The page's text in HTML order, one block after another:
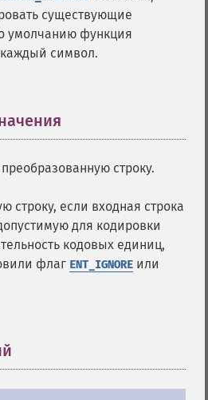
существующие
умолчанию функция
символ.
строку.
строку, если входная строка
для кодировки
кодовых единиц,
флаг ENT_IGNORE или